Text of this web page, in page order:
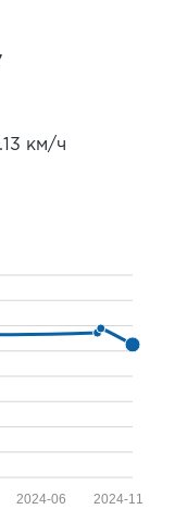
км/ч
2024-11
2024-06